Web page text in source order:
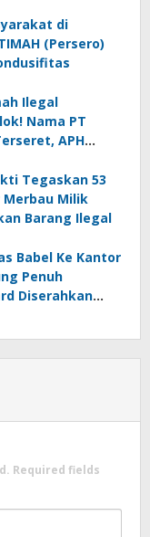
di
(Persero)
Ilegal
Nama PT
APH
Tegaskan 53
Merbau Milik
Barang Ilegal
Babel Ke Kantor
Diserahkan
Required fields